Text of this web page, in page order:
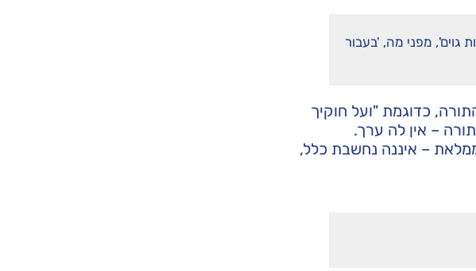
גוים', מפני מה, 'בעבור
כדוגמת "ועל חוקיך
– אין לה ערך.
– איננה נחשבת כלל,